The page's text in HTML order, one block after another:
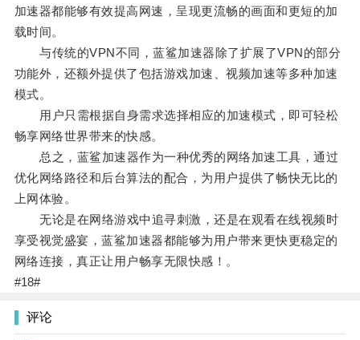
加速器都能够有效提高网速，呈现更流畅的画面和更短的加
载时间。
与传统的VPN不同，蓝鲨加速器除了扩展了VPN的部分
功能外，还额外提供了包括游戏加速、视频加速等多种加速
模式。
用户只需根据自身需求选择相应的加速模式，即可轻松
畅享网络世界带来的快感。
总之，蓝鲨加速器作为一种优秀的网络加速工具，通过
优化网络路径和后台算法的配合，为用户提供了畅快无比的
上网体验。
无论是在网络游戏中追寻刺激，还是在观看在线视频时
享受视觉盛宴，蓝鲨加速器都能够为用户带来更快更稳定的
网络连接，真正让用户畅享无限快感！。
#18#
评论